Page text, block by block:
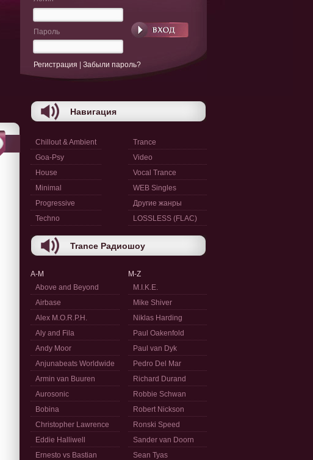
Пароль
Регистрация Забыли пароль?
Навигация
Chillout & Ambient
Goa-Psy
House
Minimal
Progressive
Techno
Trance
Video
Vocal Trance
WEB Singles
Другие жанры
LOSSLESS (FLAC)
Trance Радиошоу
A-M
Above and Beyond
Airbase
Alex M.O.R.P.H.
Aly and Fila
Andy Moor
Anjunabeats Worldwide
Armin van Buuren
Aurosonic
Bobina
Christopher Lawrence
Eddie Halliwell
Ernesto vs Bastian
M-Z
M.I.K.E.
Mike Shiver
Niklas Harding
Paul Oakenfold
Paul van Dyk
Pedro Del Mar
Richard Durand
Robbie Schwan
Robert Nickson
Ronski Speed
Sander van Doorn
Sean Tyas